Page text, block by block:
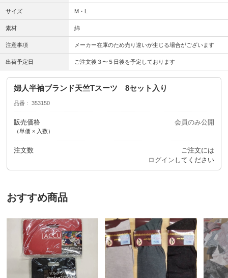
サイズ M・L
素材 綿
注意事項 メーカー在庫のため売り違いが生じる場合がございます
出荷予定日 ご注文後３〜５日後を予定しております
婦人半袖ブランド天竺Tスーツ 8セット入り
品番 353150
販売価格
（単価 × 入数）
会員のみ公開
注文数
ご注文には
ログイン してください
おすすめ商品